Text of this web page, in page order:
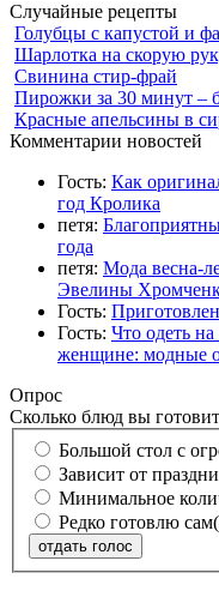
Случайные рецепты
Голубцы с капустой и
Шарлотка на скорую
Свинина стир-фрай
Пирожки за 30 минут –
Красные апельсины в
Комментарии новостей
Гость: Как
год Кролика
петя:
года
петя: Мода весна-
Эвелины
Гость:
Гость: Что одеть
женщине: модные
Опрос
Сколько блюд вы
Большой стол с
Зависит от
Минимальное
Редко готовлю
отдать голос